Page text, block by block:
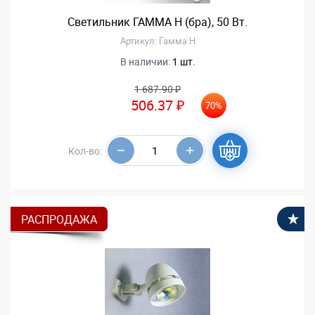
Светильник ГАММА Н (бра), 50 Вт.
Артикул: Гамма Н
В наличии: 1 шт.
1 687.90 ₽
506.37 ₽ 70%
Кол-во:
РАСПРОДАЖА